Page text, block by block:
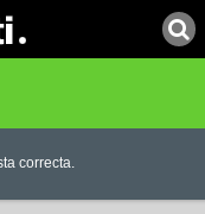
correcta.